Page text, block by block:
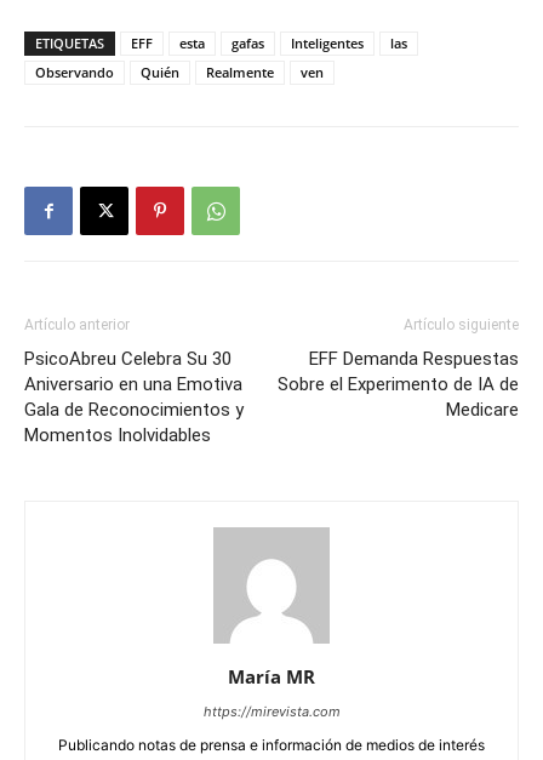
ETIQUETAS EFF esta gafas Inteligentes
las
Observando
Quién Realmente ven
Artículo anterior
PsicoAbreu Celebra Su 30
Aniversario en una Emotiva
Gala de Reconocimientos y
Momentos Inolvidables
Artículo siguiente
EFF Demanda Respuestas
Sobre el Experimento de IA de
Medicare
María MR
https://mirevista.com
Publicando notas de prensa e información de medios de interés